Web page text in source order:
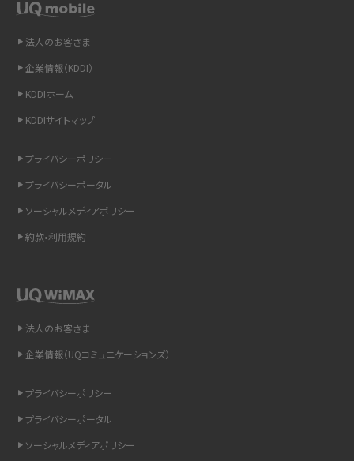
LINEの通知がこない時の原因と対処法9選！設定の確認手順も解説
非通知設定とは？184で電話をかける方法やiPhone・Androidの設定を解説
スマホのウィジェットとは？iPhone・Androidの設定方法やおススメを紹介
リプライ機能とは？LINE、X（旧Twitter）、Instagram、TikTokで送る方法を解説
インスタのDMの送り方は？便利機能の使い方や注意点をわかりやすく解説
Bluetooth®とは？Wi-Fiとの違いやスマホ・PCとの接続方法を解説
「iPhoneを探す」の使い方と設定方法を紹介！ブラウザやアプリから探す方法を
紹介
法人のお客さま
企業情報（KDDI）
KDDIホーム
KDDIサイトマップ
プライバシーポリシー
プライバシーポータル
ソーシャルメディアポリシー
約款•利用規約
法人のお客さま
企業情報（UQコミュニケーションズ）
プライバシーポリシー
プライバシーポータル
ソーシャルメディアポリシー